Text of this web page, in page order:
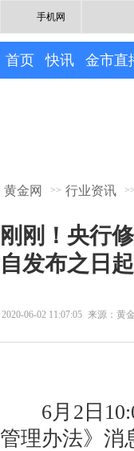
手机网
首页 快讯 金市直
黄金网 >> 行业资讯 >>
刚刚！央行
自发布之日
2020-06-02 11:07:05 来源：黄
6月2日
管理办法》消